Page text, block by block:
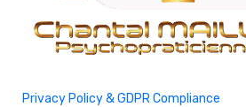
Privacy Policy & GDPR Compliance